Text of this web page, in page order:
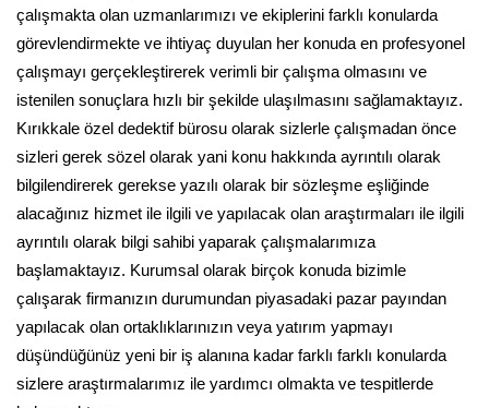
çalışmakta olan uzmanlarımızı ve ekiplerini farklı konularda
görevlendirmekte ve ihtiyaç duyulan her konuda en profesyonel
çalışmayı gerçekleştirerek verimli bir çalışma olmasını ve
istenilen sonuçlara hızlı bir şekilde ulaşılmasını sağlamaktayız.
Kırıkkale özel dedektif bürosu olarak sizlerle çalışmadan önce
sizleri gerek sözel olarak yani konu hakkında ayrıntılı olarak
bilgilendirerek gerekse yazılı olarak bir sözleşme eşliğinde
alacağınız hizmet ile ilgili ve yapılacak olan araştırmaları ile ilgili
ayrıntılı olarak bilgi sahibi yaparak çalışmalarımıza
başlamaktayız. Kurumsal olarak birçok konuda bizimle
çalışarak firmanızın durumundan piyasadaki pazar payından
yapılacak olan ortaklıklarınızın veya yatırım yapmayı
düşündüğünüz yeni bir iş alanına kadar farklı farklı konularda
sizlere araştırmalarımız ile yardımcı olmakta ve tespitlerde